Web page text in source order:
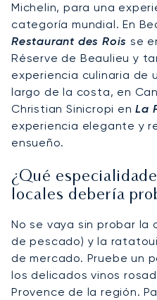
Michelin, para una
categoría mundial. En
Restaurant des Rois se
Réserve de Beaulieu y
experiencia culinaria de
largo de la costa, en
Christian Sinicropi enLa
experiencia elegante y
ensueño.
¿Qué
locales debería
No se vaya sin probar la
de pescado) y la
de mercado. Pruebe un
los delicados vinos
Provence de la región.